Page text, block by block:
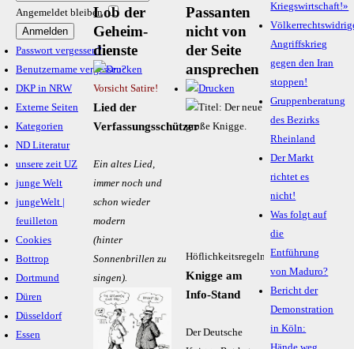
Angemeldet bleiben
Passwort vergessen?
Benutzername vergessen?
DKP in NRW
Externe Seiten
Kategorien
ND Literatur
unsere zeit UZ
junge Welt
jungeWelt |
feuilleton
Cookies
Bottrop
Dortmund
Düren
Düsseldorf
Essen
Lob der
Ge­heim­
diens­te
Vorsicht Satire!
Lied der
Verfassungsschützer
Ein altes Lied,
immer noch und
schon wieder
modern
(hinter
Sonnenbrillen zu
singen).
Passanten
nicht von
der Seite
ansprechen
Höflichkeitsregeln
Knigge am
Info-Stand
Der Deutsche
Kriegswirtschaft!»
Angriffskrieg
gegen den Iran
stoppen!
Gruppenberatung
des Bezirks
Rheinland
Der Markt
richtet es
nicht!
Was folgt auf
die
Entführung
von Maduro?
Bericht der
Demonstration
in Köln: